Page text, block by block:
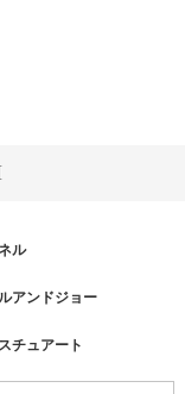
ル
アンドジョー
チュアート